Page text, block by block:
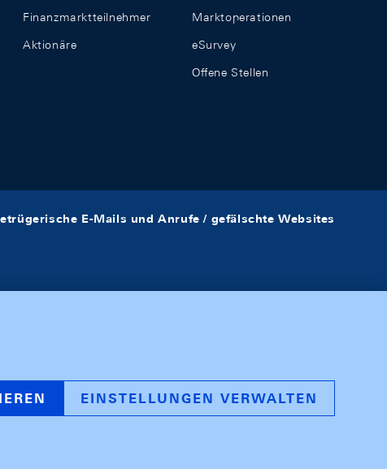
Finanzmarktteilnehmer
Aktionäre
Marktoperationen
eSurvey
Offene Stellen
E-Mails und Anrufe / gefälschte Websites
EINSTELLUNGEN VERWALTEN